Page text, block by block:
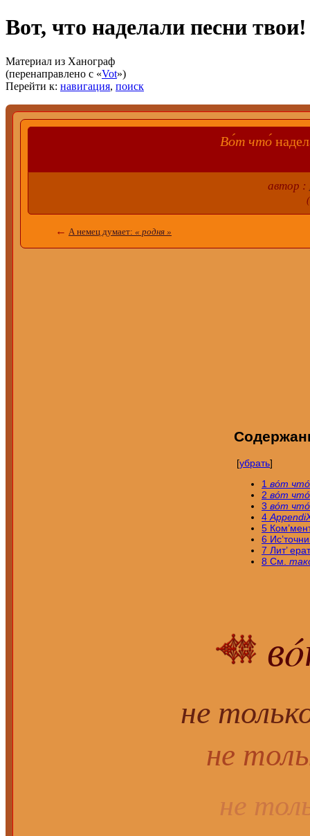
Вот, что наделали песни
Материал из Ханограф
(перенаправлено с «Vot»)
Перейти к: навигация, поиск
Во́т что́
автор :
← А немец думает: « родня »
[убрать]
1 вóт чтó
2 вóт чтó
3 вóт чтó
4
5
6
7 Лит’
8 См.
не
не
не